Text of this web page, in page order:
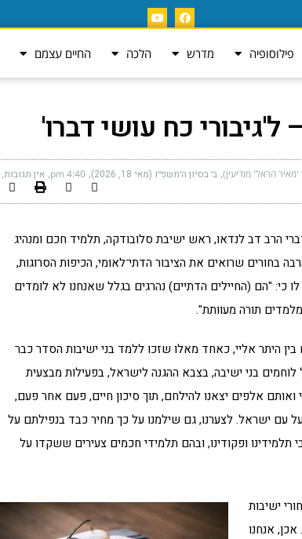
פילוסופיה מדרש הלכה החיים עצמם
כח עושי דברו'
הראל' מודיעין) ב׳ בסיון ה׳תשפ״ו (מאי 18, 2026) 4:40 pm אין תגובות
הרב דב לנדאו, ראש ישיבת סלובודקה, תלמיד חכם ומנהיג
בחורים שרואים את הציבור הדתי־לאומי, הכיפות הסרוגות,
"הם (החיילים הדתיים) נהרגים בגלל שאנחנו לא לומדים
תורה מעוותת".
היתר אליי, כאחד מאלו שזכו ללמד בני ישיבות הסדר כבר
בני ישיבה, בצבא ההגנה לישראל, בפעילות מבצעית
ואותם אלפים יצאנו להילחם, תוך סיכון חיים, פעם אחר פעם,
עם ישראל. לצערנו, גם שילמנו על כך מחיר כבד בנפילתם על
ופקודינו, ובהם תלמידי חכמים צעירים ששקדו על
ישיבות
אנחנו